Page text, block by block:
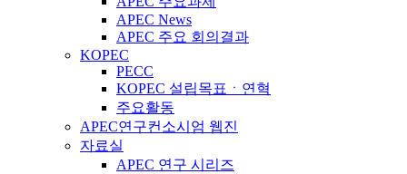
APEC News
APEC 주요 회의결과
KOPEC
PECC
KOPEC 설립목표ㆍ연혁
주요활동
APEC연구컨소시엄 웹진
자료실
APEC 연구 시리즈